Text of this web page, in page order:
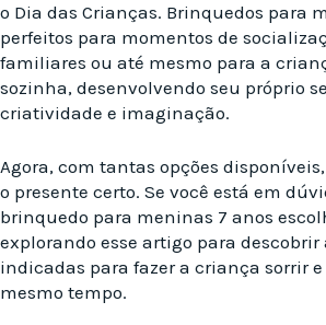
o Dia das Crianças. Brinquedos para
perfeitos para momentos de
familiares ou até mesmo para a
sozinha, desenvolvendo seu próprio
criatividade e imaginação.
Agora, com tantas opções
o presente certo. Se você está em
brinquedo para meninas 7 anos
explorando esse artigo para descobrir
indicadas para fazer a criança sorrir
mesmo tempo.